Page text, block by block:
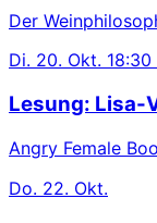
Der
Di. 20. Okt. 18:30
Lesung: Lisa-
Angry Female
Do. 22. Okt.